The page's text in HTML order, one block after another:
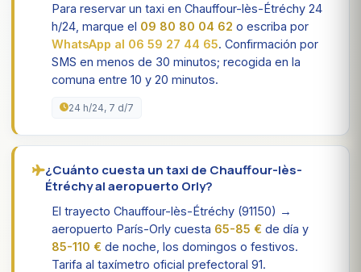
Para reservar un taxi en Chauffour-lès-Étréchy 24
h/24, marque el 09 80 80 04 62 o escriba por
WhatsApp al 06 59 27 44 65. Confirmación por
SMS en menos de 30 minutos; recogida en la
comuna entre 10 y 20 minutos.
24 h/24, 7 d/7
¿Cuánto cuesta un taxi de Chauffour-lès-
Étréchy al aeropuerto Orly?
El trayecto Chauffour-lès-Étréchy (91150) →
aeropuerto París-Orly cuesta 65-85 € de día y
85-110 € de noche, los domingos o festivos.
Tarifa al taxímetro oficial prefectoral 91.